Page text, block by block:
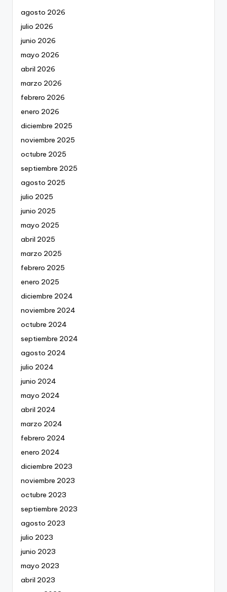
agosto 2026
julio 2026
junio 2026
mayo 2026
abril 2026
marzo 2026
febrero 2026
enero 2026
diciembre 2025
noviembre 2025
octubre 2025
septiembre 2025
agosto 2025
julio 2025
junio 2025
mayo 2025
abril 2025
marzo 2025
febrero 2025
enero 2025
diciembre 2024
noviembre 2024
octubre 2024
septiembre 2024
agosto 2024
julio 2024
junio 2024
mayo 2024
abril 2024
marzo 2024
febrero 2024
enero 2024
diciembre 2023
noviembre 2023
octubre 2023
septiembre 2023
agosto 2023
julio 2023
junio 2023
mayo 2023
abril 2023